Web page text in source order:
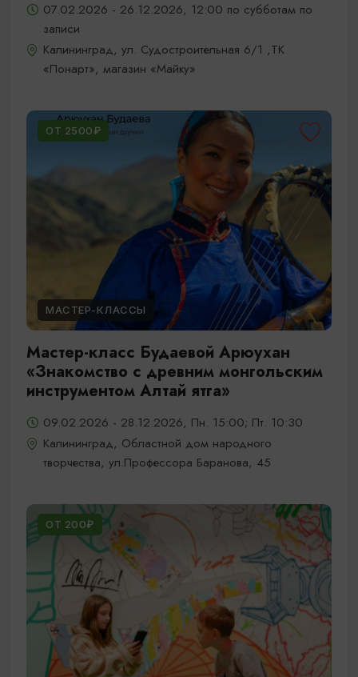
07.02.2026 - 26.12.2026, 12:00 по субботам по
записи
Калининград, ул. Судостроительная 6/1 ,ТК
«Понарт», магазин «Майку»
ОТ 2500₽
МАСТЕР-КЛАССЫ
Мастер-класс Будаевой Арюухан
«Знакомство с древним монгольским
инструментом Алтай ятга»
09.02.2026 - 28.12.2026, Пн. 15:00; Пт. 10:30
Калининград, Областной дом народного
творчества, ул.Профессора Баранова, 45
ОТ 200₽